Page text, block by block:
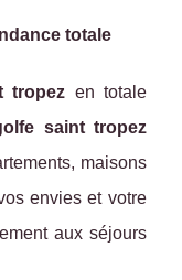
totale
tropez en totale
saint tropez
maisons
envies et votre
aux séjours